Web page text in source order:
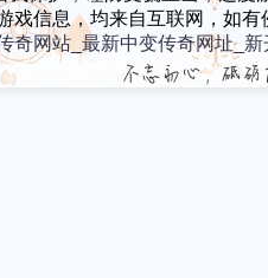
戏信息，均来自互联网，如
奇网站_最新中变传奇网址_